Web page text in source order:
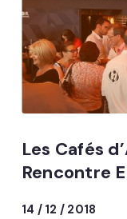
Les Cafés
Rencontre
14 / 12 / 2018